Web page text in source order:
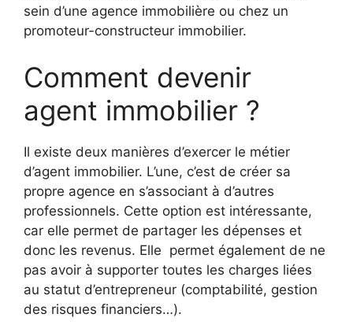
sein d’une agence immobilière ou chez un
promoteur-constructeur immobilier.
Comment devenir
agent immobilier ?
Il existe deux manières d’exercer le métier
d’agent immobilier. L’une, c’est de créer sa
propre agence en s’associant à d’autres
professionnels. Cette option est intéressante,
car elle permet de partager les dépenses et
donc les revenus. Elle permet également de ne
pas avoir à supporter toutes les charges liées
au statut d’entrepreneur (comptabilité, gestion
des risques financiers…).